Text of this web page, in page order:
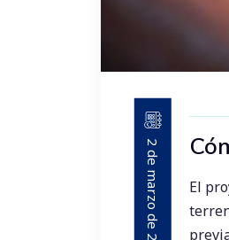
2 de marzo de 2023
El